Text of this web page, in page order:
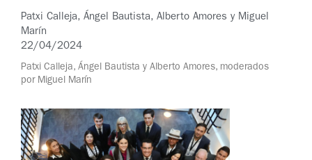
Patxi Calleja, Ángel Bautista, Alberto Amores y Miguel
Marín
22/04/2024
Patxi Calleja, Ángel Bautista y Alberto Amores, moderados
por Miguel Marín